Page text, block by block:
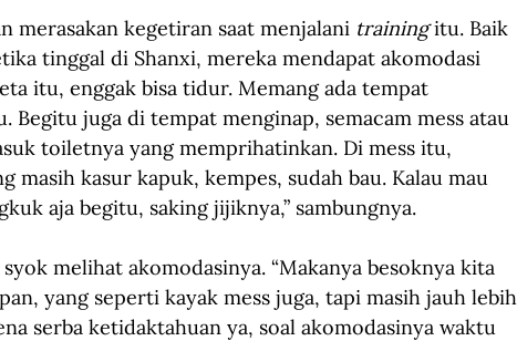
merasakan kegetiran saat menjalani training itu. Baik
tinggal di Shanxi, mereka mendapat akomodasi
itu, enggak bisa tidur. Memang ada tempat
juga di tempat menginap, semacam mess atau
toiletnya yang memprihatinkan. Di mess itu,
kasur kapuk, kempes, sudah bau. Kalau mau
aja begitu, saking jijiknya,” sambungnya.
melihat akomodasinya. “Makanya besoknya kita
yang seperti kayak mess juga, tapi masih jauh lebih
serba ketidaktahuan ya, soal akomodasinya waktu